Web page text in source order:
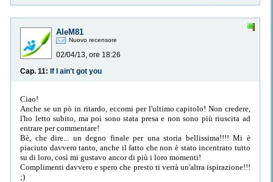
AleM81
Nuovo recensore
02/04/13, ore 18:26
Cap. 11: If I ain't got you
Ciao!
Anche se un pò in ritardo, eccomi per l'ultimo capitolo! Non credere,
l'ho letto subito, ma poi sono stata presa e non sono più riuscita ad
entrare per commentare!
Bè, che dire... un degno finale per una storia bellissima!!!! Mi è
piaciuto davvero tanto, anche il fatto che non è stato incentrato tutto
su di loro, così mi gustavo ancor di più i loro momenti!
Complimenti davvero e spero che presto ti verrà un'altra ispirazione!!!
;)